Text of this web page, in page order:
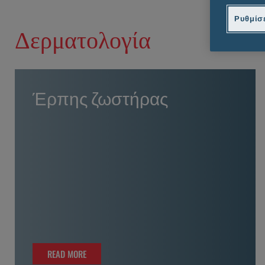
Δερματολογία
Έρπης ζωστήρας
READ MORE
READ MORE